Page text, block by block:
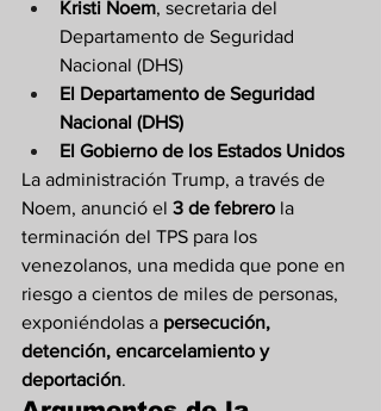
Kristi Noem, secretaria del
Departamento de Seguridad
Nacional (DHS)
El Departamento de Seguridad
Nacional (DHS)
El Gobierno de los Estados Unidos
La administración Trump, a través de
Noem, anunció el 3 de febrero la
terminación del TPS para los
venezolanos, una medida que pone en
riesgo a cientos de miles de personas,
exponiéndolas a persecución,
detención, encarcelamiento y
deportación.